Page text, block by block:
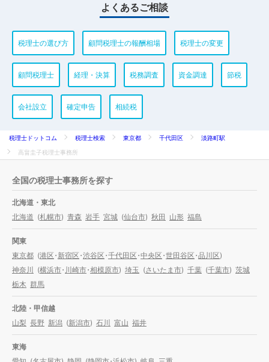
よくあるご相談
税理士の選び方 顧問税理士の報酬相場 税理士の変更
顧問税理士 経理・決算 税務調査 資金調達 節税
会社設立 確定申告 相続税
税理士ドットコム 税理士検索 東京都 千代田区
淡路町駅
高畠圭子税理士事務所
全国の税理士事務所を探す
北海道・東北
北海道 (札幌市) 青森 岩手 宮城 (仙台市) 秋田 山形 福島
関東
東京都 (港区・新宿区・渋谷区・千代田区・中央区・世田谷区・品川区)
神奈川 (横浜市・川崎市・相模原市) 埼玉 (さいたま市) 千葉 (千葉市) 茨城
栃木 群馬
北陸・甲信越
山梨 長野 新潟 (新潟市) 石川 富山 福井
東海